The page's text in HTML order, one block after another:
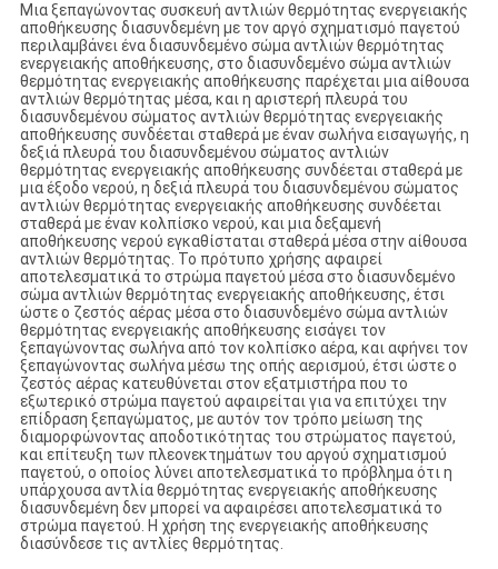
Μια ξεπαγώνοντας συσκευή αντλιών θερμότητας ενεργειακής
αποθήκευσης διασυνδεμένη με τον αργό σχηματισμό παγετού
περιλαμβάνει ένα διασυνδεμένο σώμα αντλιών θερμότητας
ενεργειακής αποθήκευσης, στο διασυνδεμένο σώμα αντλιών
θερμότητας ενεργειακής αποθήκευσης παρέχεται μια αίθουσα
αντλιών θερμότητας μέσα, και η αριστερή πλευρά του
διασυνδεμένου σώματος αντλιών θερμότητας ενεργειακής
αποθήκευσης συνδέεται σταθερά με έναν σωλήνα εισαγωγής, η
δεξιά πλευρά του διασυνδεμένου σώματος αντλιών
θερμότητας ενεργειακής αποθήκευσης συνδέεται σταθερά με
μια έξοδο νερού, η δεξιά πλευρά του διασυνδεμένου σώματος
αντλιών θερμότητας ενεργειακής αποθήκευσης συνδέεται
σταθερά με έναν κολπίσκο νερού, και μια δεξαμενή
αποθήκευσης νερού εγκαθίσταται σταθερά μέσα στην αίθουσα
αντλιών θερμότητας. Το πρότυπο χρήσης αφαιρεί
αποτελεσματικά το στρώμα παγετού μέσα στο διασυνδεμένο
σώμα αντλιών θερμότητας ενεργειακής αποθήκευσης, έτσι
ώστε ο ζεστός αέρας μέσα στο διασυνδεμένο σώμα αντλιών
θερμότητας ενεργειακής αποθήκευσης εισάγει τον
ξεπαγώνοντας σωλήνα από τον κολπίσκο αέρα, και αφήνει τον
ξεπαγώνοντας σωλήνα μέσω της οπής αερισμού, έτσι ώστε ο
ζεστός αέρας κατευθύνεται στον εξατμιστήρα που το
εξωτερικό στρώμα παγετού αφαιρείται για να επιτύχει την
επίδραση ξεπαγώματος, με αυτόν τον τρόπο μείωση της
διαμορφώνοντας αποδοτικότητας του στρώματος παγετού,
και επίτευξη των πλεονεκτημάτων του αργού σχηματισμού
παγετού, ο οποίος λύνει αποτελεσματικά το πρόβλημα ότι η
υπάρχουσα αντλία θερμότητας ενεργειακής αποθήκευσης
διασυνδεμένη δεν μπορεί να αφαιρέσει αποτελεσματικά το
στρώμα παγετού. Η χρήση της ενεργειακής αποθήκευσης
διασύνδεσε τις αντλίες θερμότητας.